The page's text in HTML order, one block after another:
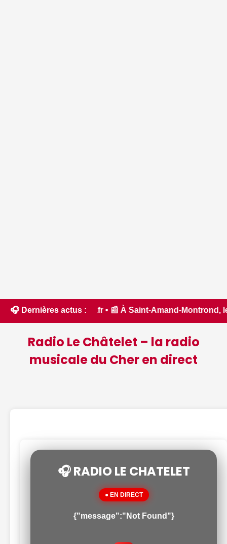
🎧 Dernières actus :
• 📰 À Saint-Amand-Montrond, les
Radio Le Châtelet – la radio
musicale du Cher en direct
🎧 RADIO LE CHATELET
● EN DIRECT
{"message":"Not Found"}